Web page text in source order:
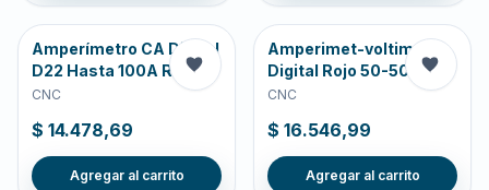
Amperímetro CA Digital
D22 Hasta 100A RO
CNC
$ 14.478,69
Agregar al carrito
Amperimet-voltim
Digital Rojo 50-500VC
CNC
$ 16.546,99
Agregar al carrito